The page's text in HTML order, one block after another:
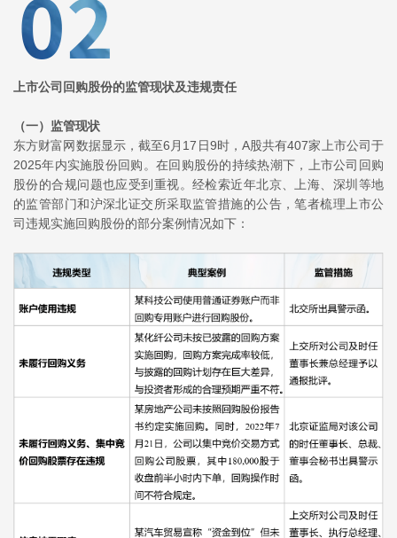
上市公司回购股份的监管现状及违规责任
（一）监管现状
东方财富网数据显示，截至6月17日9时，A股共有407家上市公司于
2025年内实施股份回购。在回购股份的持续热潮下，上市公司回购
股份的合规问题也应受到重视。经检索近年北京、上海、深圳等地
的监管部门和沪深北证交所采取监管措施的公告，笔者梳理上市公
司违规实施回购股份的部分案例情况如下：